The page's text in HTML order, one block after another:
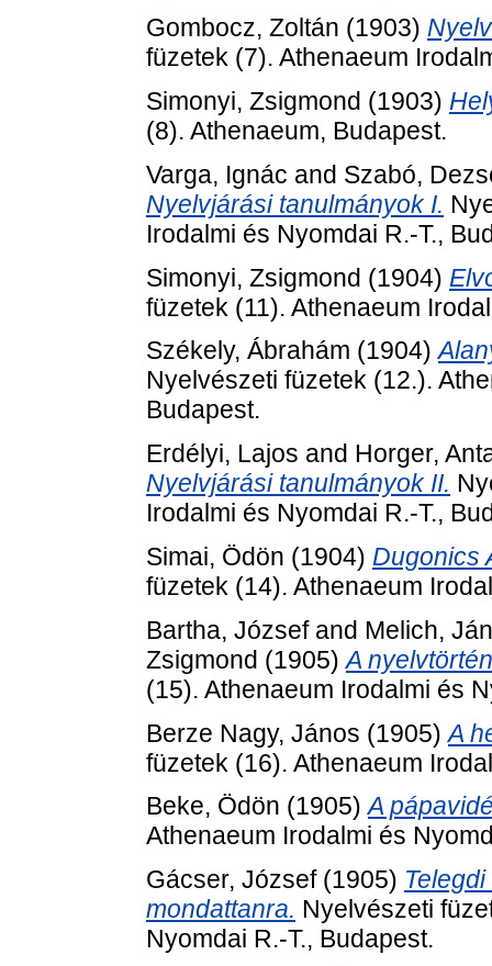
Gombocz, Zoltán (1903)
füzetek (7). Athenaeum
Simonyi, Zsigmond (1903)
(8). Athenaeum, Budapest.
Varga, Ignác and Szabó,
Nyelvjárási tanulmányok I.
Irodalmi és Nyomdai R.-T.,
Simonyi, Zsigmond (1904)
füzetek (11). Athenaeum
Székely, Ábrahám (1904)
Nyelvészeti füzetek (12.).
Budapest.
Erdélyi, Lajos and Horger,
Nyelvjárási tanulmányok II.
Irodalmi és Nyomdai R.-T.,
Simai, Ödön (1904) Dugonics
füzetek (14). Athenaeum
Bartha, Józsefand Melich,
Zsigmond (1905)A
(15). Athenaeum Irodalmi és
Berze Nagy, János (1905)A
füzetek (16). Athenaeum
Beke, Ödön (1905)A
Athenaeum Irodalmi és
Gácser, József(1905)
mondattanra. Nyelvészeti
Nyomdai R.-T., Budapest.